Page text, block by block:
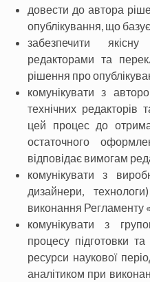
довести до автора
опублікування, що
забезпечити
редакторами та
рішення про
комунікувати з
технічних редакторів
цей процес до
остаточного
відповідає вимогам
комунікувати з
дизайнери,
виконання Регламенту
комунікувати з
процесу підготовки та
ресурси наукової
аналітиком при